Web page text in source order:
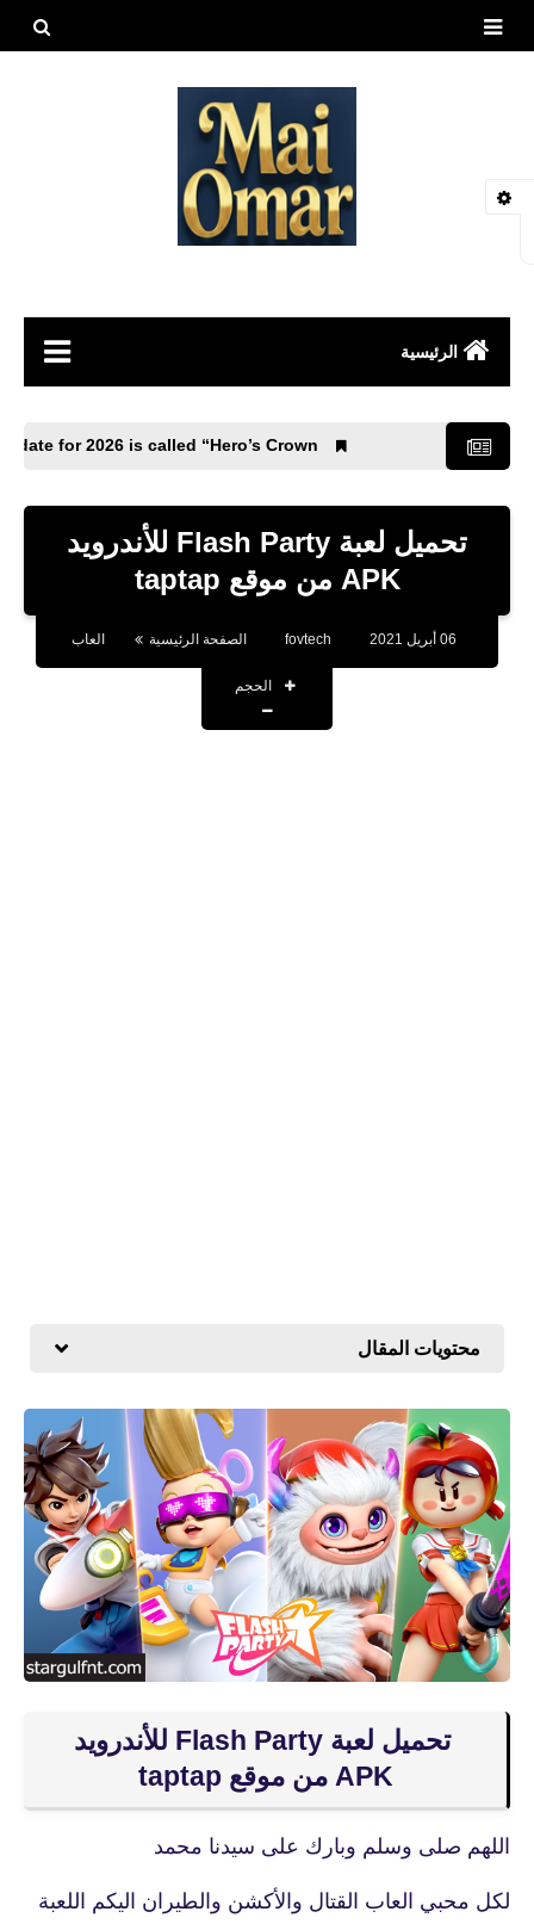
الرئيسية
طيور وحيوانات
4.4 update for 2026 is called “Hero’s Crown”.
تحميل لعبة Flash Party للأندرويد
APK من موقع taptap
fovtech الصفحة الرئيسية العاب
الحجم
محتويات المقال
تحميل لعبة Flash Party للأندرويد
APK من موقع taptap
اللهم صلى وسلم وبارك على سيدنا محمد
لكل محبي العاب القتال والأكشن والطيران اليكم اللعبة